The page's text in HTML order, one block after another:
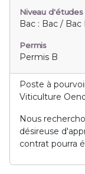
Niveau
Bac : Bac / Bac
Permis
Permis B
Poste à
Viticulture
Nous
désireuse
contrat pourra